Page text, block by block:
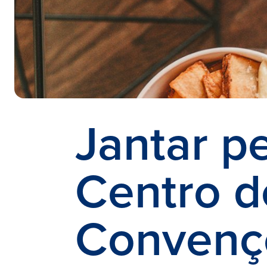
Jantar
Centro